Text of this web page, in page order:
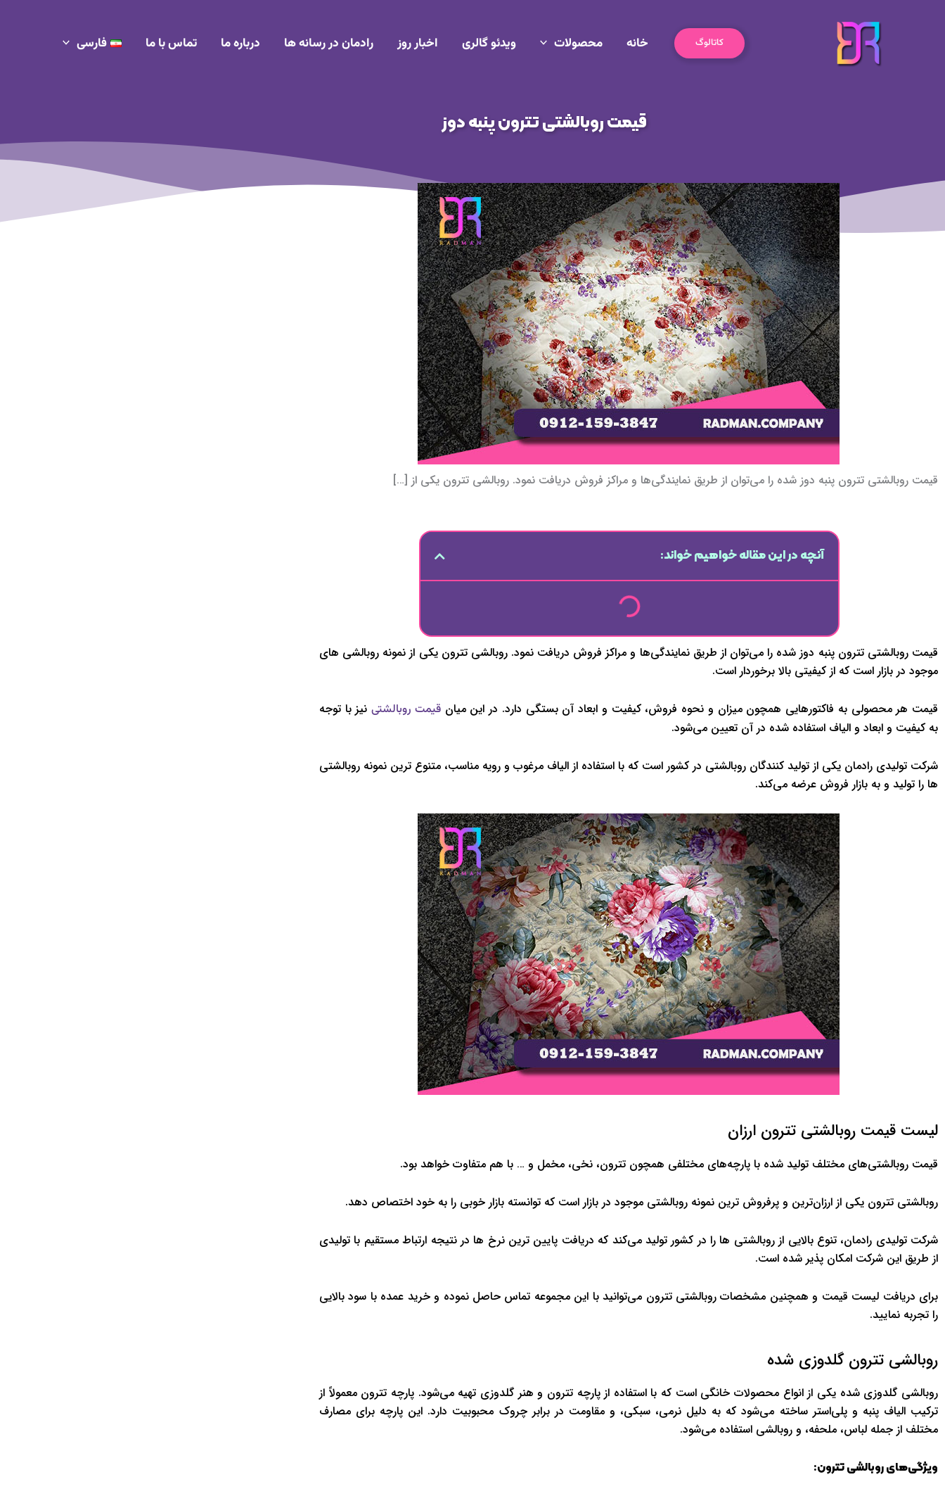
کاتالوگ خانه محصولات ویدئو گالری اخبار روز رادمان در رسانه ها درباره ما تماس با ما فارسی
قیمت روبالشتی تترون پنبه دوز
قیمت روبالشتی تترون پنبه دوز شده را می‌توان از طریق نمایندگی‌ها و مراکز فروش دریافت نمود. روبالشی تترون یکی از […]
آنچه در این مقاله خواهیم خواند:
قیمت روبالشتی تترون پنبه دوز شده را می‌توان از طریق نمایندگی‌ها و مراکز فروش دریافت نمود. روبالشی تترون یکی از نمونه روبالشی های
موجود در بازار است که از کیفیتی بالا برخوردار است.
قیمت هر محصولی به فاکتورهایی همچون میزان و نحوه فروش، کیفیت و ابعاد آن بستگی دارد. در این میانقیمت روبالشتینیز با توجه
به کیفیت و ابعاد و الیاف استفاده شده در آن تعیین می‌شود.
شرکت تولیدی رادمان یکی از تولید کنندگان روبالشتی در کشور است که با استفاده از الیاف مرغوب و رویه مناسب، متنوع ترین نمونه روبالشتی
ها را تولید و به بازار فروش عرضه می‌کند.
لیست قیمت روبالشتی تترون ارزان
قیمت روبالشتی‌های مختلف تولید شده با پارچه‌های مختلفی همچون تترون، نخی، مخمل و … با هم متفاوت خواهد بود.
روبالشتی تترون یکی از ارزان‌ترین و پرفروش ترین نمونه روبالشتی موجود در بازار است که توانسته بازار خوبی را به خود اختصاص دهد.
شرکت تولیدی رادمان، تنوع بالایی از روبالشتی ها را در کشور تولید می‌کند که دریافت پایین ترین نرخ ها در نتیجه ارتباط مستقیم با تولیدی
از طریق این شرکت امکان پذیر شده است.
برای دریافت لیست قیمت و همچنین مشخصات روبالشتی تترون می‌توانید با این مجموعه تماس حاصل نموده و خرید عمده با سود بالایی
را تجربه نمایید.
روبالشی تترون گلدوزی شده
روبالشی گلدوزی شده یکی از انواع محصولات خانگی است که با استفاده از پارچه تترون و هنر گلدوزی تهیه می‌شود. پارچه تترون معمولاً از
ترکیب الیاف پنبه و پلی‌استر ساخته می‌شود که به دلیل نرمی، سبکی، و مقاومت در برابر چروک محبوبیت دارد. این پارچه برای مصارف
مختلف از جمله لباس، ملحفه، و روبالشی استفاده می‌شود.
ویژگی‌های روبالشی تترون: